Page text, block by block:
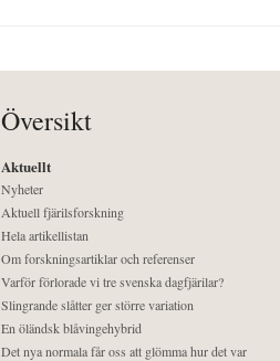
Översikt
Aktuellt
Nyheter
Aktuell fjärilsforskning
Hela artikellistan
Om forskningsartiklar och referenser
Varför förlorade vi tre svenska dagfjärilar?
Slingrande slåtter ger större variation
En öländsk blåvingehybrid
Det nya normala får oss att glömma hur det var